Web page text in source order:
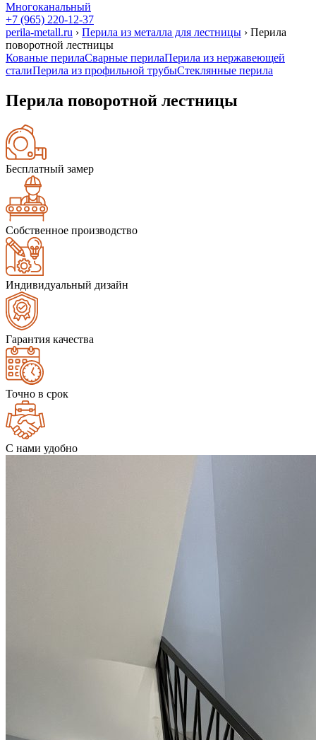
Многоканальный
+7 (965) 220-12-37
perila-metall.ru › Перила из металла для лестницы › Перила
поворотной лестницы
Кованые перилаСварные перилаПерила из нержавеющей
сталиПерила из профильной трубыСтеклянные перила
Перила поворотной лестницы
Бесплатный замер
Собственное производство
Индивидуальный дизайн
Гарантия качества
Точно в срок
С нами удобно